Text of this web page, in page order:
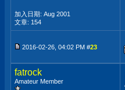
加入日期: Aug 2001
文章: 154
2016-02-26, 04:02 PM #23
fatrock
Amateur Member